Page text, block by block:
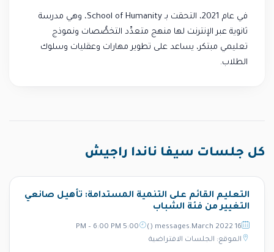
في عام 2021، التحقت بـ School of Humanity، وهي مدرسة
ثانوية عبر الإنترنت لها منهج متعدِّد التخصُّصات ونموذج
تعليمي مبتكر، يساعد على تطوير مهارات وعقليات وسلوك
الطلاب.
كل جلسات سيفا ناندا راجيش
التعليم القائم على التنمية المستدامة: تأهيل صانعي
التغيير من فئة الشباب
16 messages.March 2022 ()
5:00 PM – 6:00 PM
الموقع: الجلسات الافتراضية